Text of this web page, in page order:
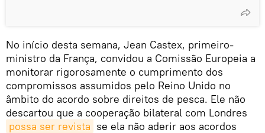
No início desta semana, Jean Castex, primeiro-
ministro da França, convidou a Comissão Europeia a
monitorar rigorosamente o cumprimento dos
compromissos assumidos pelo Reino Unido no
âmbito do acordo sobre direitos de pesca. Ele não
descartou que a cooperação bilateral com Londres
possa ser revista se ela não aderir aos acordos